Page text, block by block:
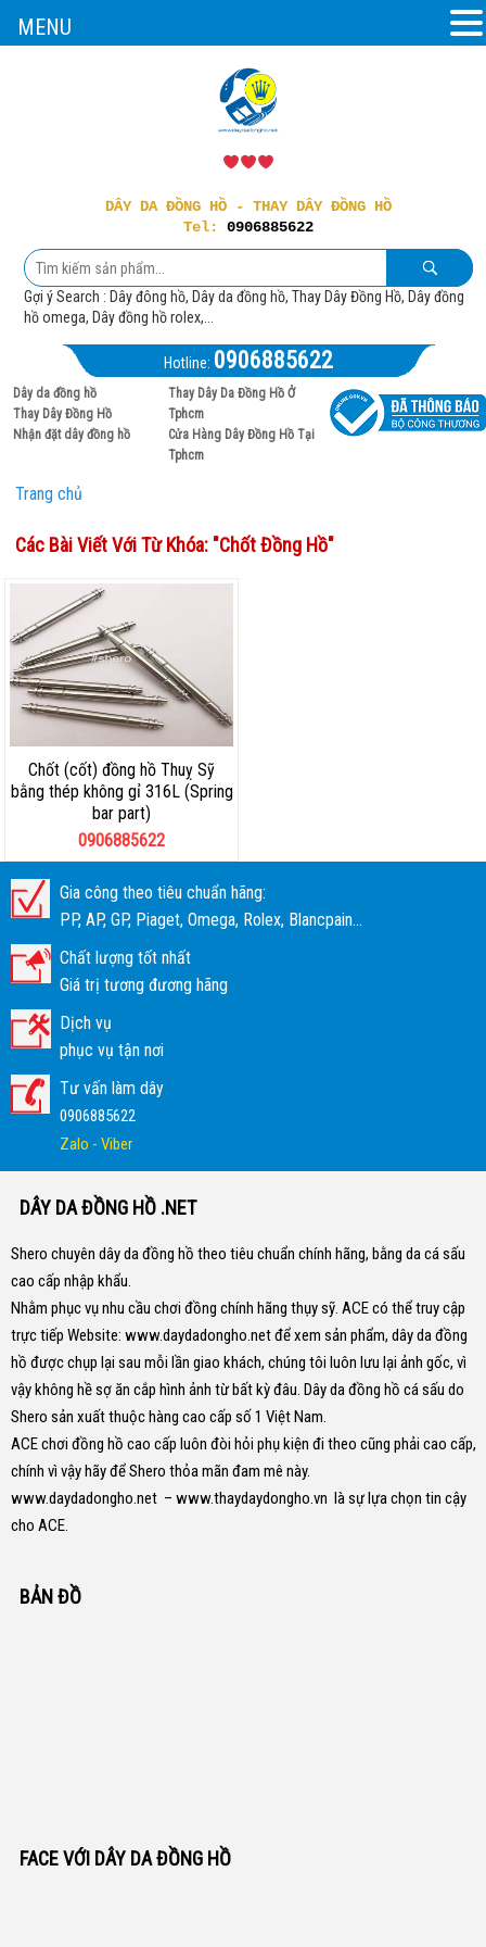
DÂY DA ĐỒNG HỒ - THAY DÂY ĐỒNG HỒ
Tel: 0906885622
Gợi ý Search : Dây đông hồ, Dây da đồng hồ, Thay Dây Đồng Hồ, Dây đồng
hồ omega, Dây đồng hồ rolex,...
Hotline: 0906885622
Dây da đồng hồ
Thay Dây Đồng Hồ
Nhận đặt dây đồng hồ
Thay Dây Da Đồng Hồ Ở
Tphcm
Cửa Hàng Dây Đồng Hồ Tại
Tphcm
Trang chủ
Các Bài Viết Với Từ Khóa: "Chốt Đồng Hồ"
Chốt (cốt) đồng hồ Thuỵ Sỹ
bằng thép không gỉ 316L (Spring
bar part)
0906885622
Gia công theo tiêu chuẩn hãng:
PP, AP, GP, Piaget, Omega, Rolex, Blancpain...
Chất lượng tốt nhất
Giá trị tương đương hãng
Dịch vụ
phục vụ tận nơi
Tư vấn làm dây
0906885622
Zalo - Viber
DÂY DA ĐỒNG HỒ .NET
Shero chuyên dây da đồng hồ theo tiêu chuẩn chính hãng, bằng da cá sấu
cao cấp nhập khẩu.
Nhằm phục vụ nhu cầu chơi đồng chính hãng thụy sỹ. ACE có thể truy cập
trực tiếp Website: www.daydadongho.netđể xem sản phẩm, dây da đồng
hồ được chụp lại sau mỗi lần giao khách, chúng tôi luôn lưu lại ảnh gốc, vì
vậy không hề sợ ăn cắp hình ảnh từ bất kỳ đâu. Dây da đồng hồ cá sấu do
Shero sản xuất thuộc hàng cao cấp số 1 Việt Nam.
ACE chơi đồng hồ cao cấp luôn đòi hỏi phụ kiện đi theo cũng phải cao cấp,
chính vì vậy hãy để Shero thỏa mãn đam mê này.
www.daydadongho.net – www.thaydaydongho.vn là sự lựa chọn tin cậy
cho ACE.
BẢN ĐỒ
FACE VỚI DÂY DA ĐỒNG HỒ
MENU